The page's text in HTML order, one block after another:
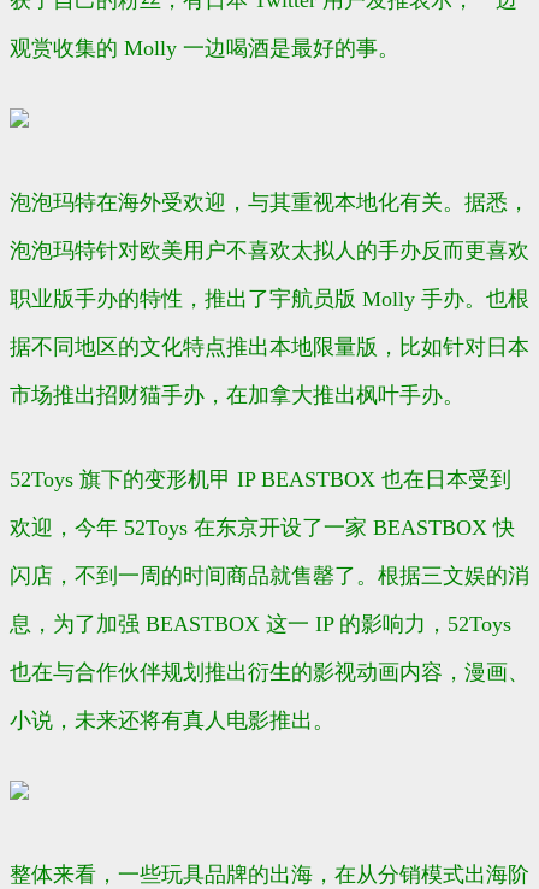
观赏收集的 Molly 一边喝酒是最好的事。
泡泡玛特在海外受欢迎，与其重视本地化有关。据悉，
泡泡玛特针对欧美用户不喜欢太拟人的手办反而更喜欢
职业版手办的特性，推出了宇航员版 Molly 手办。也根
据不同地区的文化特点推出本地限量版，比如针对日本
市场推出招财猫手办，在加拿大推出枫叶手办。
52Toys 旗下的变形机甲 IP BEASTBOX 也在日本受到
欢迎，今年 52Toys 在东京开设了一家 BEASTBOX 快
闪店，不到一周的时间商品就售罄了。根据三文娱的消
息，为了加强 BEASTBOX 这一 IP 的影响力，52Toys
也在与合作伙伴规划推出衍生的影视动画内容，漫画、
小说，未来还将有真人电影推出。
整体来看，一些玩具品牌的出海，在从分销模式出海阶